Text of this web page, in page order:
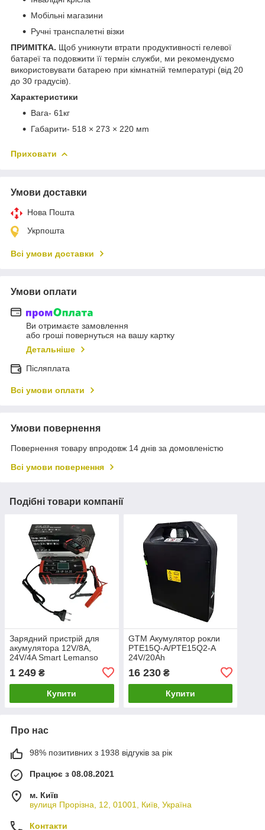
Мобільні магазини
Ручні транспалетні візки
ПРИМІТКА. Щоб уникнути втрати продуктивності гелевої
батареї та подовжити її термін служби, ми рекомендуємо
використовувати батарею при кімнатній температурі (від 20
до 30 градусів).
Характеристики
Вага- 61кг
Габарити- 518 × 273 × 220 мm
Приховати
Умови доставки
Нова Пошта
Укрпошта
Всі умови доставки
Умови оплати
Ви отримаєте замовлення
або гроші повернуться на вашу картку
Детальніше
Післяплата
Всі умови оплати
Умови повернення
Повернення товару впродовж 14 днів за домовленістю
Всі умови повернення
Подібні товари компанії
Зарядний пристрій для
акумулятора 12V/8A,
24V/4A Smart Lemanso
1 249 ₴
Купити
GTM Акумулятор рокли
PTE15Q-A/PTE15Q2-A
24V/20Ah
16 230₴
Купити
Про нас
98% позитивних з 1938 відгуків за рік
Працює з 08.08.2021
м. Київ
вулиця Прорізна, 12, 01001, Київ, Україна
Контакти